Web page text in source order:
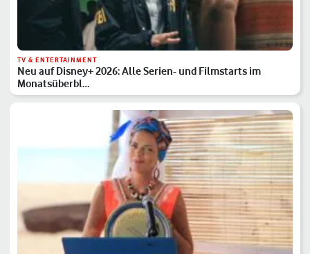
TV & ENTERTAINMENT
Neu auf Disney+ 2026: Alle Serien- und Filmstarts im
Monatsüberbl…